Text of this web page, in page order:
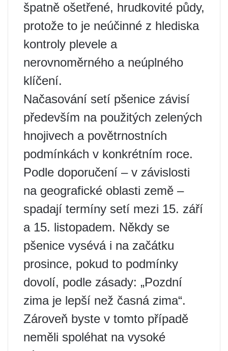
špatně ošetřené, hrudkovité půdy,
protože to je neúčinné z hlediska
kontroly plevele a
nerovnoměrného a neúplného
klíčení.
Načasování setí pšenice závisí
především na použitých zelených
hnojivech a povětrnostních
podmínkách v konkrétním roce.
Podle doporučení – v závislosti
na geografické oblasti země –
spadají termíny setí mezi 15. září
a 15. listopadem. Někdy se
pšenice vysévá i na začátku
prosince, pokud to podmínky
dovolí, podle zásady: „Pozdní
zima je lepší než časná zima“.
Zároveň byste v tomto případě
neměli spoléhat na vysoké